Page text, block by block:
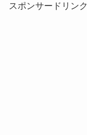
スポンサードリンク